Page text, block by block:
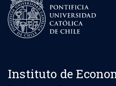
Instituto de